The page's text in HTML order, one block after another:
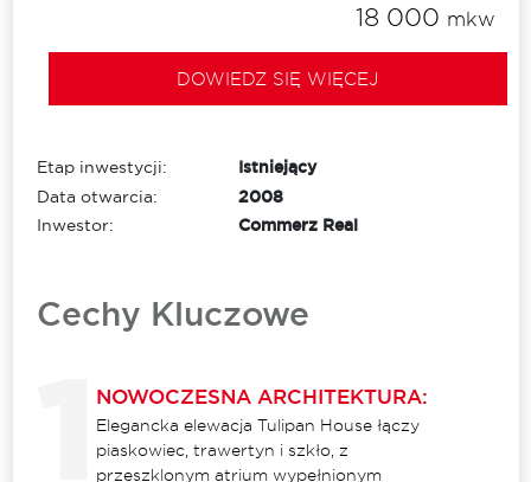
18 000 mkw
DOWIEDZ SIĘ WIĘCEJ
Etap inwestycji:
Istniejący
Data otwarcia:
2008
Inwestor:
Commerz Real
Cechy Kluczowe
NOWOCZESNA ARCHITEKTURA:
Elegancka elewacja Tulipan House łączy
piaskowiec, trawertyn i szkło, z
przeszklonym atrium wypełnionym